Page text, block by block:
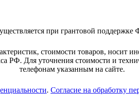
при грантовой поддержке
стоимости товаров, носит
РФ. Для уточнения стоимости и
телефонам указанным на сайте.
. Согласие на обработку